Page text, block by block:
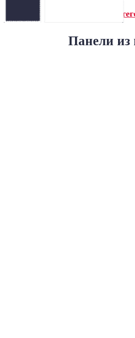
← Назад в
Панели из